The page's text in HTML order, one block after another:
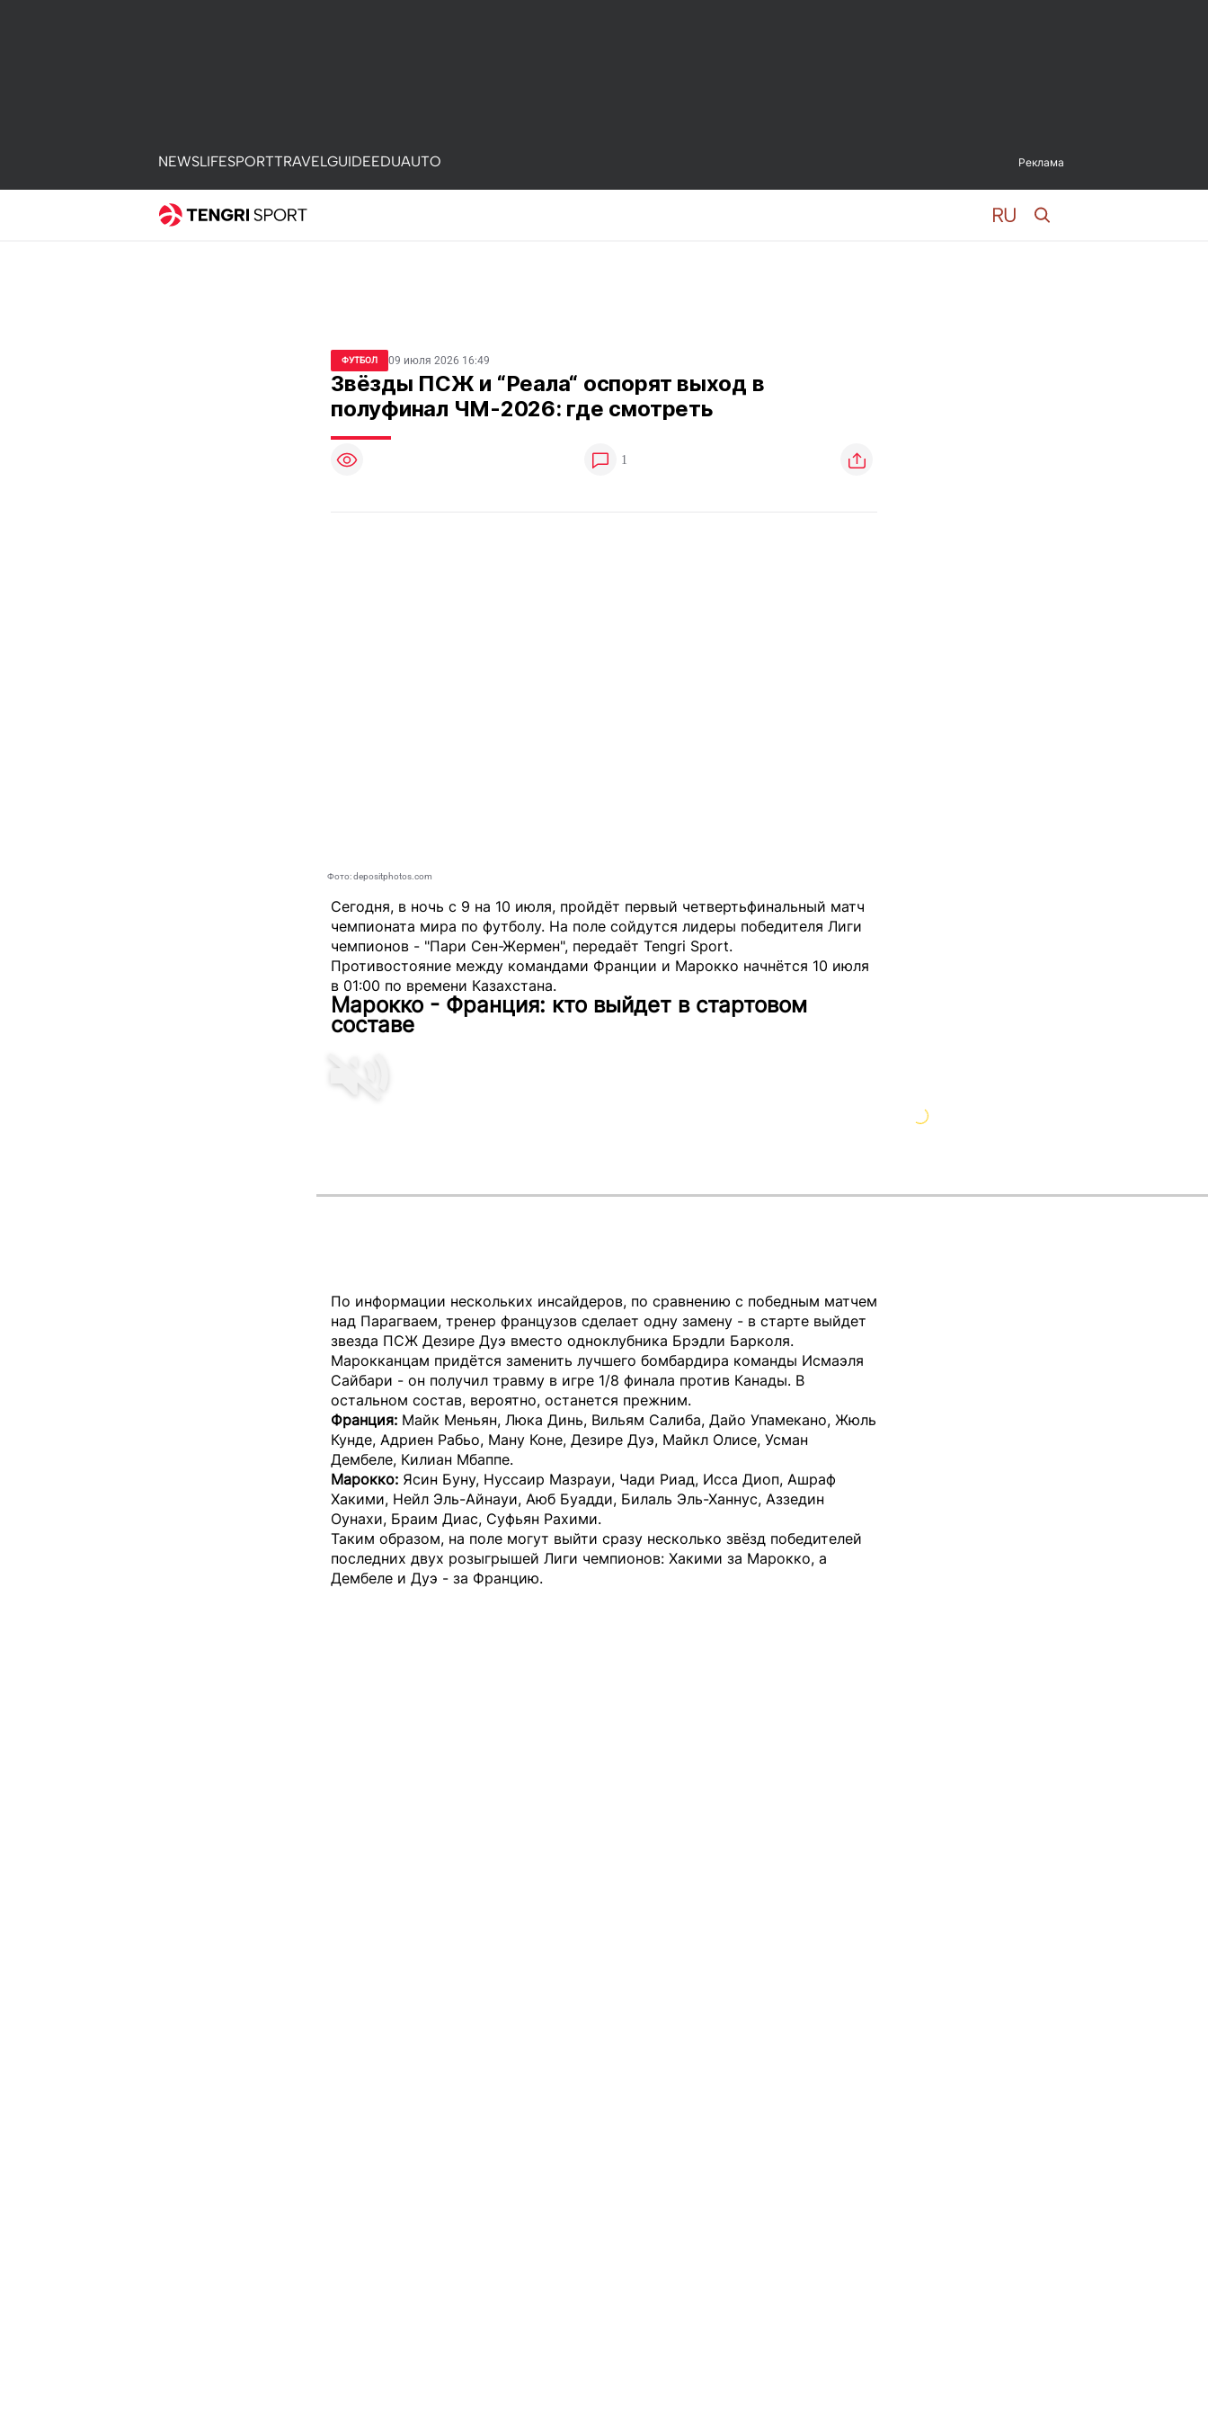
NEWSLIFESPORTTRAVELGUIDEEDUAUTO Реклама
ФУТБОЛ 09 июля 2026 16:49
Звёзды ПСЖ и “Реала“ оспорят выход в
полуфинал ЧМ-2026: где смотреть
1
Фото: depositphotos.com
Сегодня, в ночь с 9 на 10 июля, пройдёт первый четвертьфинальный матч
чемпионата мира по футболу. На поле сойдутся лидеры победителя Лиги
чемпионов - "Пари Сен-Жермен", передаёт Tengri Sport.
Противостояние между командами Франции и Марокко начнётся 10 июля
в 01:00 по времени Казахстана.
Марокко - Франция: кто выйдет в стартовом
составе
По информации нескольких инсайдеров, по сравнению с победным матчем
над Парагваем, тренер французов сделает одну замену - в старте выйдет
звезда ПСЖ Дезире Дуэ вместо одноклубника Брэдли Барколя.
Марокканцам придётся заменить лучшего бомбардира команды Исмаэля
Сайбари - он получил травму в игре 1/8 финала против Канады. В
остальном состав, вероятно, останется прежним.
Франция: Майк Меньян, Люка Динь, Вильям Салиба, Дайо Упамекано, Жюль
Кунде, Адриен Рабьо, Ману Коне, Дезире Дуэ, Майкл Олисе, Усман
Дембеле, Килиан Мбаппе.
Марокко: Ясин Буну, Нуссаир Мазрауи, Чади Риад, Исса Диоп, Ашраф
Хакими, Нейл Эль-Айнауи, Аюб Буадди, Билаль Эль-Ханнус, Аззедин
Оунахи, Браим Диас, Суфьян Рахими.
Таким образом, на поле могут выйти сразу несколько звёзд победителей
последних двух розыгрышей Лиги чемпионов: Хакими за Марокко, а
Дембеле и Дуэ - за Францию.